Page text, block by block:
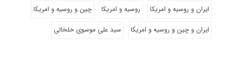
ایران و روسیه و امریکا
روسیه و امریکا
چین و روسیه و امریکا
ایران و چین و روسیه و امریکا
سید علی موسوی خلخالی